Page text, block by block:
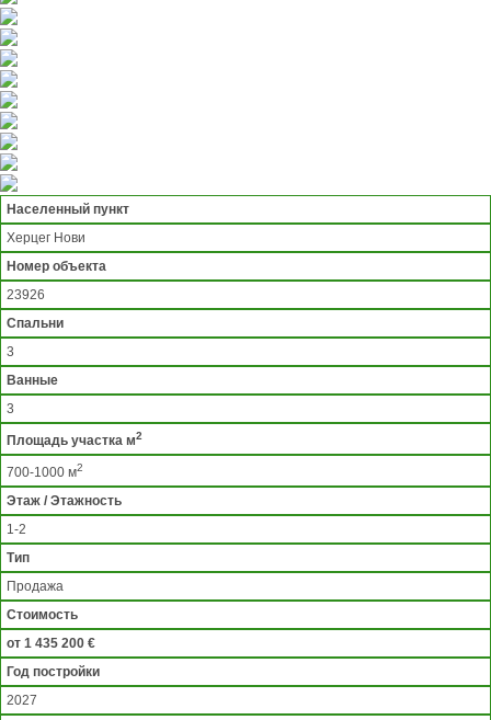
Населенный пункт
Херцег Нови
Номер объекта
23926
Спальни
3
Ванные
3
Площадь участка м2
700-1000 м2
Этаж / Этажность
1-2
Тип
Продажа
Стоимость
от 1 435 200 €
Год постройки
2027